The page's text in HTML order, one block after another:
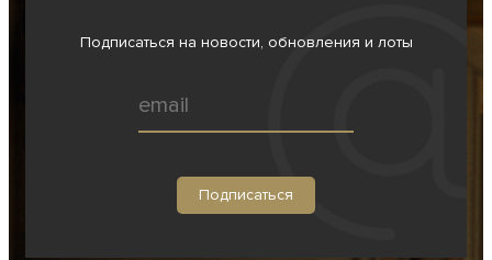
Подписаться на новости, обновления и лоты